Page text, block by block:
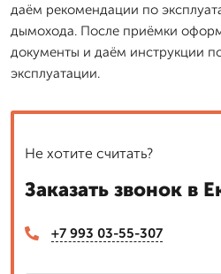
даём рекомендации по
дымохода. После приёмки
документы и даём инструкции
эксплуатации.
Не хотите считать?
Заказать звонок в
+7 993 03-55-307